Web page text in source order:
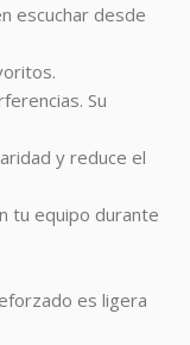
escuchar desde
Su
y reduce el
tu equipo durante
es ligera